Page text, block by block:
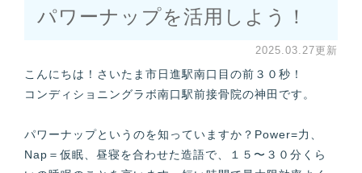
パワーナップを活用しよう！
2025.03.27更新
こんにちは！さいたま市日進駅南口目の前３０秒！
コンディショニングラボ南口駅前接骨院の神田です。
パワーナップというのを知っていますか？Power=力、
Nap＝仮眠、昼寝を合わせた造語で、１５〜３０分くら